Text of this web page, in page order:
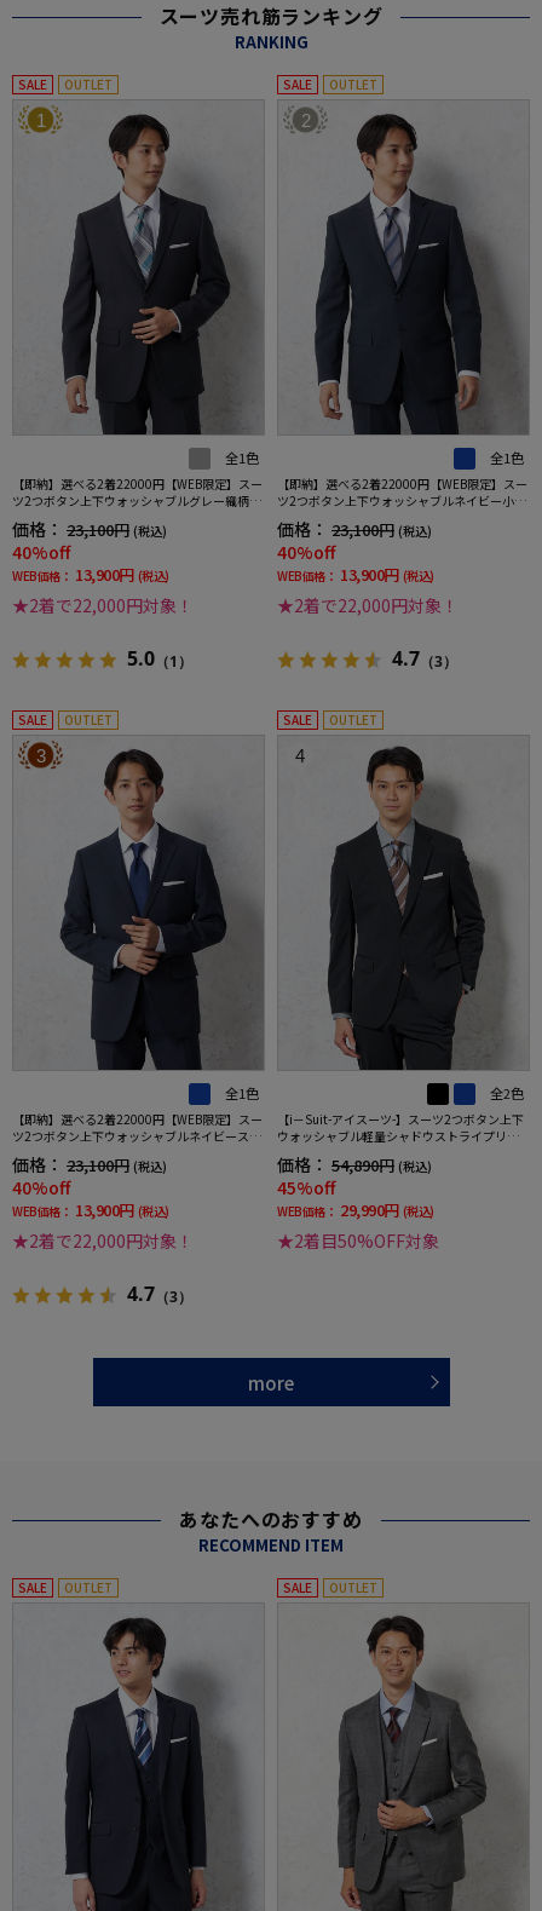
スーツ売れ筋ランキング
RANKING
SALE OUTLET
1
全1色
【即納】選べる2着22000円【WEB限定】スー
ツ2つボタン上下ウォッシャブルグレー織柄無
地3シーズン対応
価格： 23,100円 (税込)
40%off
WEB価格： 13,900円 (税込)
★2着で22,000円対象！
5.0 （1）
SALE OUTLET
2
全1色
【即納】選べる2着22000円【WEB限定】スー
ツ2つボタン上下ウォッシャブルネイビー小柄
3シーズン対応
価格： 23,100円 (税込)
40%off
WEB価格： 13,900円 (税込)
★2着で22,000円対象！
4.7 （3）
SALE OUTLET
3
全1色
【即納】選べる2着22000円【WEB限定】スー
ツ2つボタン上下ウォッシャブルネイビースト
ライプ3シーズン対応
価格： 23,100円 (税込)
40%off
WEB価格： 13,900円 (税込)
★2着で22,000円対象！
4.7 （3）
SALE OUTLET
4
全2色
【i－Suit-アイスーツ-】スーツ2つボタン上下
ウォッシャブル軽量シャドウストライプリッ
ケンバッカー春夏
価格： 54,890円 (税込)
45%off
WEB価格： 29,990円 (税込)
★2着目50%OFF対象
more
あなたへのおすすめ
RECOMMEND ITEM
SALE OUTLET SALE OUTLET